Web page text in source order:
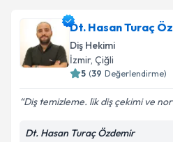
Dt. Hasan Turaç
Diş Hekimi
İzmir, Çiğli
5 (39 Değerlendirme)
Diş temizleme. lik diş çekimi ve
Dt. Hasan Turaç Özdemir